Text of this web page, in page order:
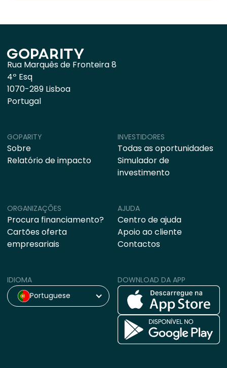
Rua Marquês de Fronteira 8
4º Esq
1070-289 Lisboa
Portugal
ORGANIZAÇÕES
Procura financiamento?
Cartões oferta
empresariais
AJUDA
Centro de ajuda
Apoio ao cliente
Contactos
GOPARITY
Sobre
Relatório de impacto
INVESTIDORES
Todas as oportunidades
Simulador de
investimento
IDIOMA
Portuguese
DOWNLOAD DA APP